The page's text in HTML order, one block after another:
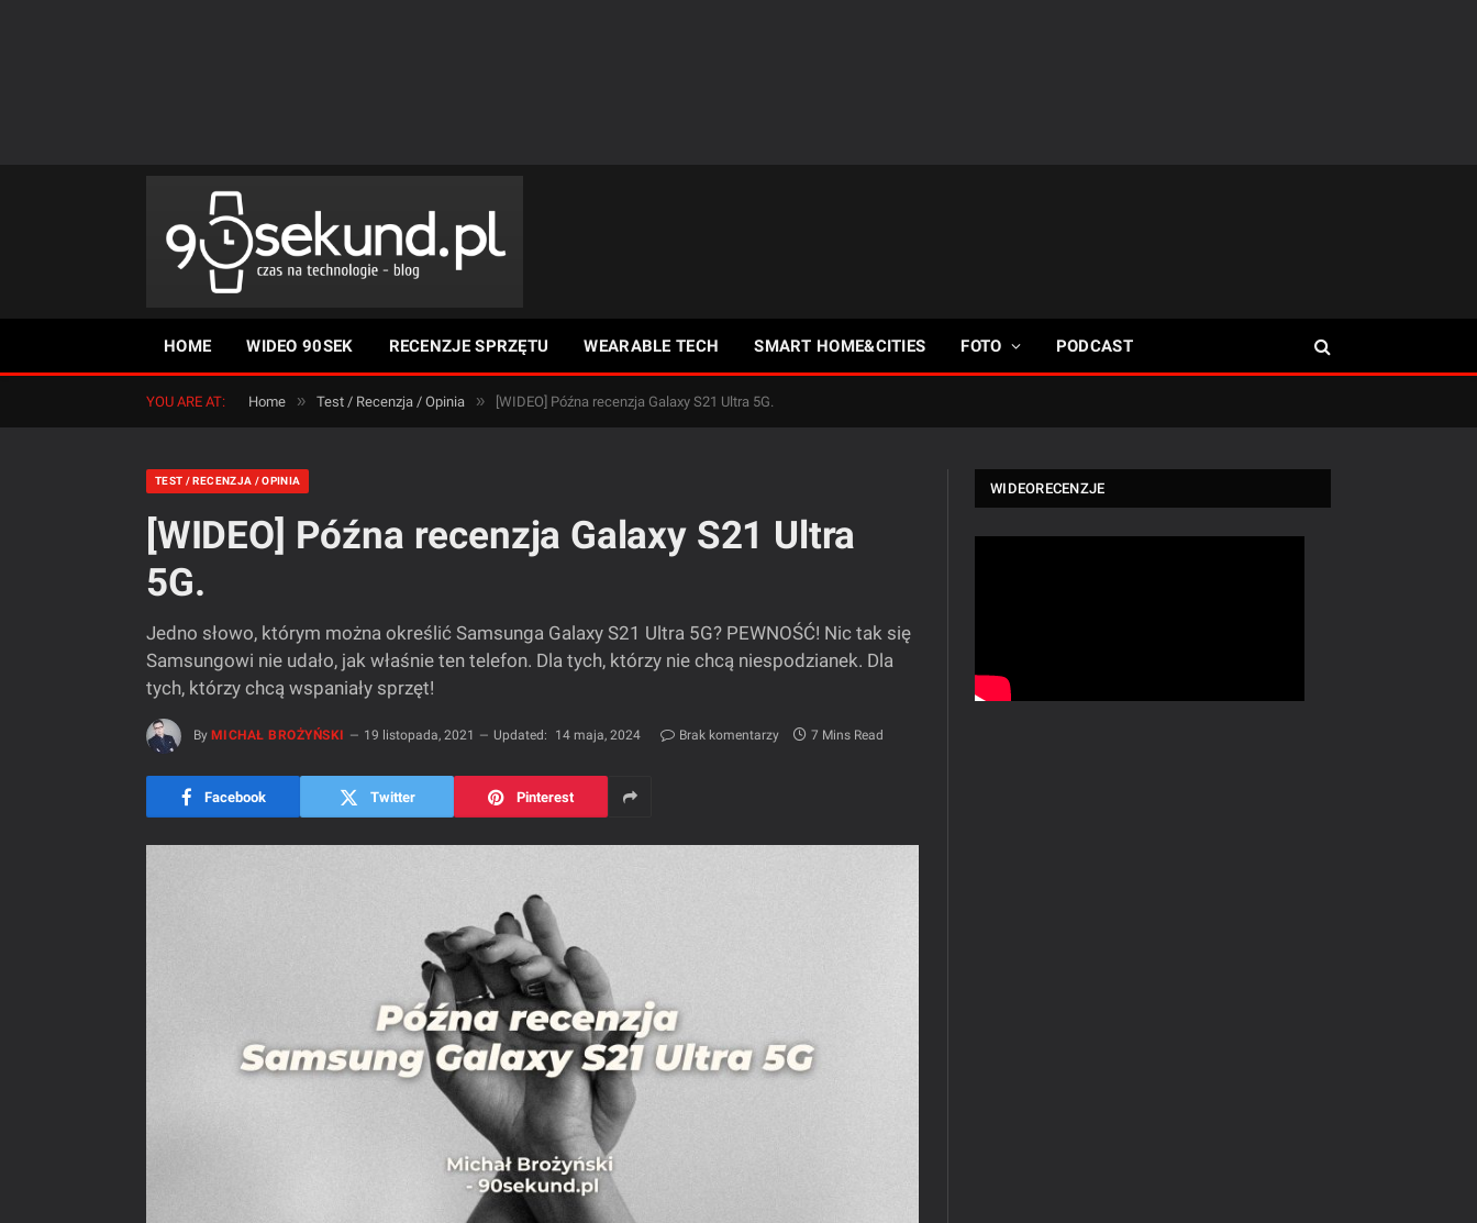
HOME WIDEO 90SEK RECENZJE SPRZĘTU WEARABLE TECH SMART HOME&CITIES FOTO PODCAST
YOU ARE AT: Home » Test / Recenzja / Opinia » [WIDEO] Późna recenzja Galaxy S21 Ultra 5G.
TEST / RECENZJA / OPINIA
[WIDEO] Późna recenzja Galaxy S21 Ultra
5G.
Jedno słowo, którym można określić Samsunga Galaxy S21 Ultra 5G? PEWNOŚĆ! Nic tak się
Samsungowi nie udało, jak właśnie ten telefon. Dla tych, którzy nie chcą niespodzianek. Dla
tych, którzy chcą wspaniały sprzęt!
By MICHAŁ BROŻYŃSKI 19 listopada, 2021 Updated: 14 maja, 2024 Brak komentarzy 7 Mins Read
Facebook Twitter Pinterest
WIDEORECENZJE